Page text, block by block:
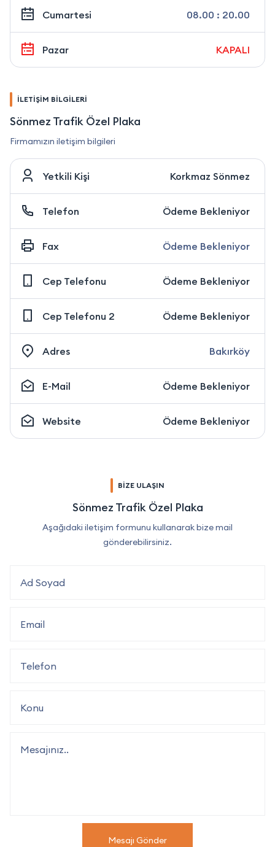
Cumartesi 08.00 : 20.00
Pazar KAPALI
İLETİŞİM BİLGİLERİ
Sönmez Trafik Özel Plaka
Firmamızın iletişim bilgileri
Yetkili Kişi Korkmaz Sönmez
Telefon Ödeme Bekleniyor
Fax Ödeme Bekleniyor
Cep Telefonu Ödeme Bekleniyor
Cep Telefonu 2 Ödeme Bekleniyor
Adres Bakırköy
E-Mail Ödeme Bekleniyor
Website Ödeme Bekleniyor
BİZE ULAŞIN
Sönmez Trafik Özel Plaka
Aşağıdaki iletişim formunu kullanarak bize mail
gönderebilirsiniz.
Mesajı Gönder